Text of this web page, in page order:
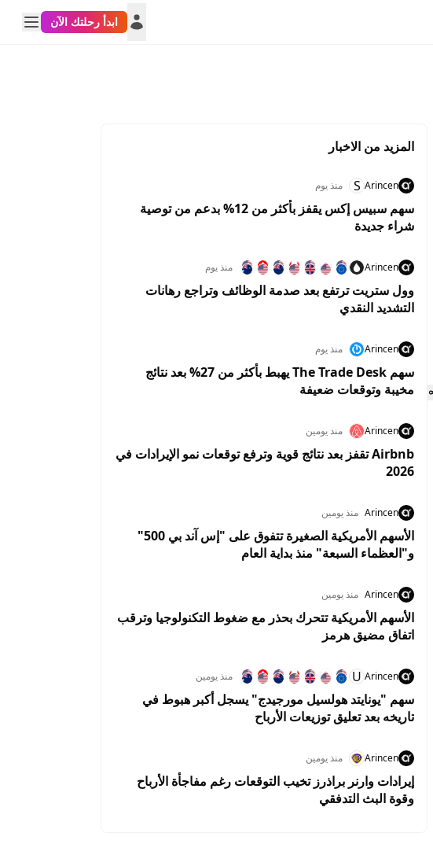
ابدأ رحلتك الآن
المزيد من الاخبار
Arincen
S منذ يوم
سهم سبيس إكس يقفز بأكثر من 12% بدعم من توصية
شراء جديدة
Arincen منذ يوم
وول ستريت ترتفع بعد صدمة الوظائف وتراجع رهانات
التشديد النقدي
Arincen منذ يوم
سهم The Trade Desk يهبط بأكثر من 27% بعد نتائج
مخيبة وتوقعات ضعيفة
Arincen منذ يومين
Airbnb تقفز بعد نتائج قوية وترفع توقعات نمو الإيرادات في
2026
Arincen منذ يومين
الأسهم الأمريكية الصغيرة تتفوق على "إس آند بي 500"
و"العظماء السبعة" منذ بداية العام
Arincen منذ يومين
الأسهم الأمريكية تتحرك بحذر مع ضغوط التكنولوجيا وترقب
اتفاق مضيق هرمز
Arincen
U منذ يومين
سهم "يونايتد هولسيل مورجيدج" يسجل أكبر هبوط في
تاريخه بعد تعليق توزيعات الأرباح
Arincen منذ يومين
إيرادات وارنر براذرز تخيب التوقعات رغم مفاجأة الأرباح
وقوة البث التدفقي